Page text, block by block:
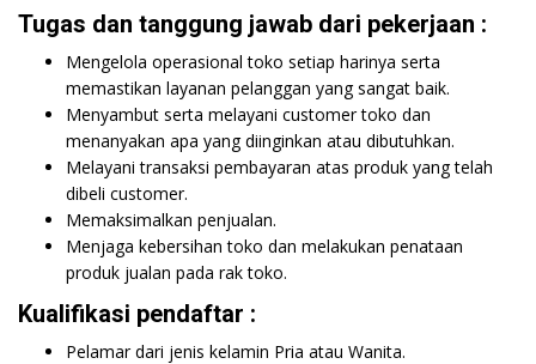
Tugas dan tanggung jawab dari pekerjaan :
Mengelola operasional toko setiap harinya serta
memastikan layanan pelanggan yang sangat baik.
Menyambut serta melayani customer toko dan
menanyakan apa yang diinginkan atau dibutuhkan.
Melayani transaksi pembayaran atas produk yang telah
dibeli customer.
Memaksimalkan penjualan.
Menjaga kebersihan toko dan melakukan penataan
produk jualan pada rak toko.
Kualifikasi pendaftar :
Pelamar dari jenis kelamin Pria atau Wanita.